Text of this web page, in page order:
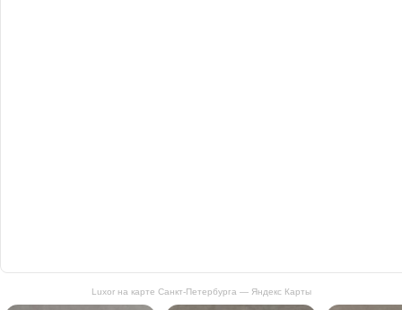
Luxor на карте Санкт‑Петербурга — Яндекс Карты